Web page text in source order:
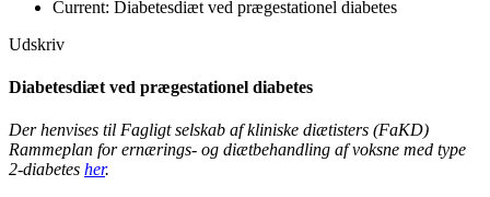
Current: Diabetesdiæt ved prægestationel diabetes
Udskriv
Diabetesdiæt ved prægestationel diabetes
Der henvises til Fagligt selskab af kliniske diætisters (FaKD)
Rammeplan for ernærings- og diætbehandling af voksne med type
2-diabetes her.